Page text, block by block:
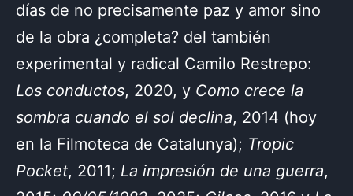
días de no precisamente paz y amor sino
de la obra ¿completa? del también
experimental y radical Camilo Restrepo:
Los conductos, 2020, y Como crece la
sombra cuando el sol declina, 2014 (hoy
en la Filmoteca de Catalunya); Tropic
Pocket, 2011; La impresión de una guerra,